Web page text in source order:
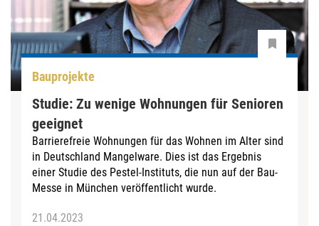
Bauprojekte
Studie: Zu wenige Wohnungen für Senioren
geeignet
Barrierefreie Wohnungen für das Wohnen im Alter sind
in Deutschland Mangelware. Dies ist das Ergebnis
einer Studie des Pestel-Instituts, die nun auf der Bau-
Messe in München veröffentlicht wurde.
21.04.2023